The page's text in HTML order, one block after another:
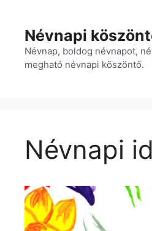
tartalombaNévnapi
Névnap, boldog névnapot,
megható névnapi köszöntő.
Névnapi